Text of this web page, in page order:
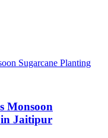
Monsoon
in Jaitipur